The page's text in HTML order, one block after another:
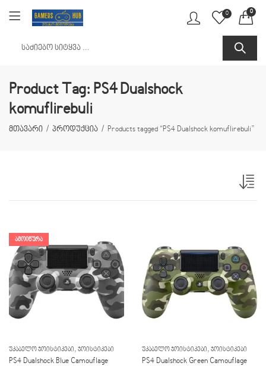
0 0
Product Tag: PS4 Dualshock
komuflirebuli
მთავარი პროდუქცია Products tagged “PS4 Dualshock komuflirebuli”
ᲐᲛᲝᲘᲬᲣᲠᲐ
ᲣᲙᲐᲑᲔᲚᲝ ᲯᲝᲘᲡᲢᲘᲙᲔᲑᲘ, ᲯᲝᲘᲡᲢᲘᲙᲔᲑᲘ
PS4 Dualshock Blue Camouflage
ᲣᲙᲐᲑᲔᲚᲝ ᲯᲝᲘᲡᲢᲘᲙᲔᲑᲘ, ᲯᲝᲘᲡᲢᲘᲙᲔᲑᲘ
PS4 Dualshock Green Camouflage